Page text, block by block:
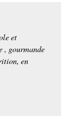
et
, gourmande
en